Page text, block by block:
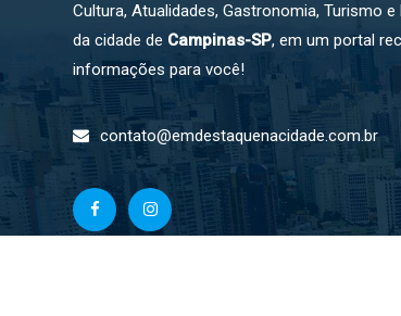
Cultura, Atualidades, Gastronomia, Turismo e
da cidade de Campinas-SP, em um portal
informações para você!
contato@emdestaquenacidade.com.br